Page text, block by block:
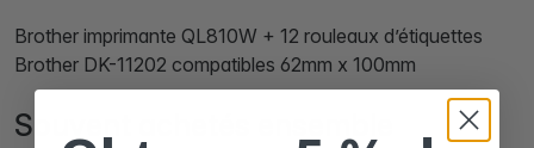
Brother imprimante QL810W + 12 rouleaux d’étiquettes
Brother DK-11202 compatibles 62mm x 100mm
Souvent achetés ensemble